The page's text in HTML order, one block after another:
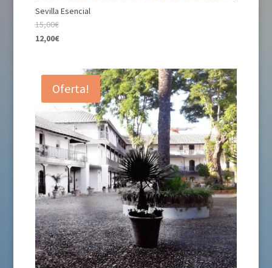
Sevilla Esencial
15,00€
12,00€
Oferta!